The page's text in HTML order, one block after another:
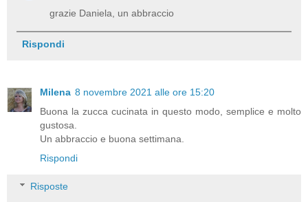
grazie Daniela, un abbraccio
Rispondi
Milena 8 novembre 2021 alle ore 15:20
Buona la zucca cucinata in questo modo, semplice e molto
gustosa.
Un abbraccio e buona settimana.
Rispondi
Risposte